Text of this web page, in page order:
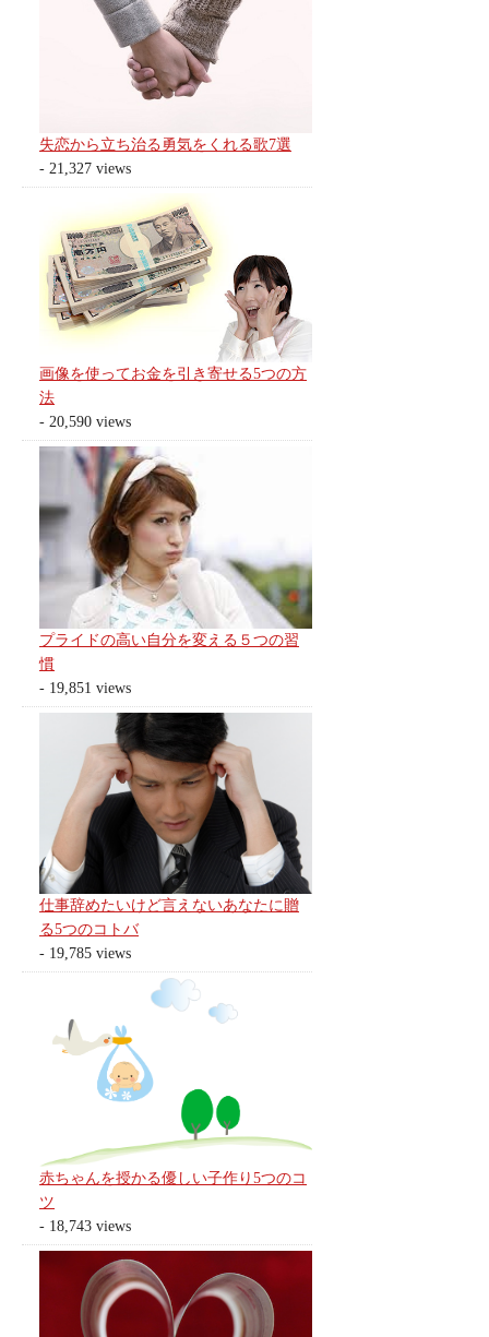
失恋から立ち治る勇気をくれる歌7選
- 21,327 views
画像を使ってお金を引き寄せる5つの方
法
- 20,590 views
プライドの高い自分を変える５つの習
慣
- 19,851 views
仕事辞めたいけど言えないあなたに贈
る5つのコトバ
- 19,785 views
赤ちゃんを授かる優しい子作り5つのコ
ツ
- 18,743 views